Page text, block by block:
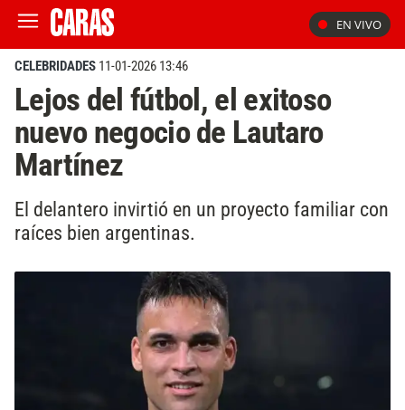
EN VIVO
CELEBRIDADES 11-01-2026 13:46
Lejos del fútbol, el exitoso
nuevo negocio de Lautaro
Martínez
El delantero invirtió en un proyecto familiar con
raíces bien argentinas.